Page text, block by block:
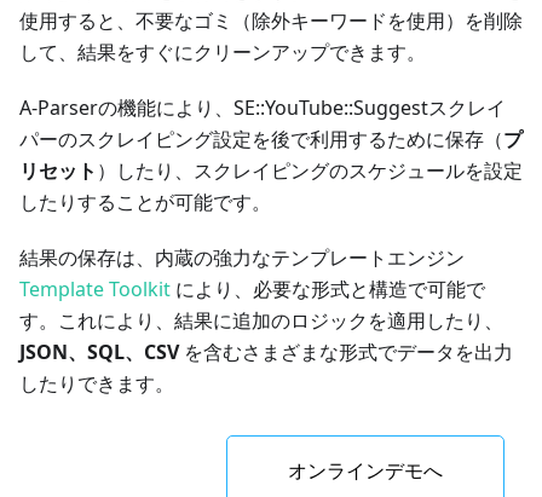
使用すると、不要なゴミ（除外キーワードを使用）を削除
して、結果をすぐにクリーンアップできます。
A-Parserの機能により、SE::YouTube::Suggestスクレイ
パーのスクレイピング設定を後で利用するために保存（プ
リセット ）したり、スクレイピングのスケジュールを設定
したりすることが可能です。
結果の保存は、内蔵の強力なテンプレートエンジン
Template Toolkit により、必要な形式と構造で可能で
す。これにより、結果に追加のロジックを適用したり、
JSON、SQL、CSVを含むさまざまな形式でデータを出力
したりできます。
オンラインデモへ